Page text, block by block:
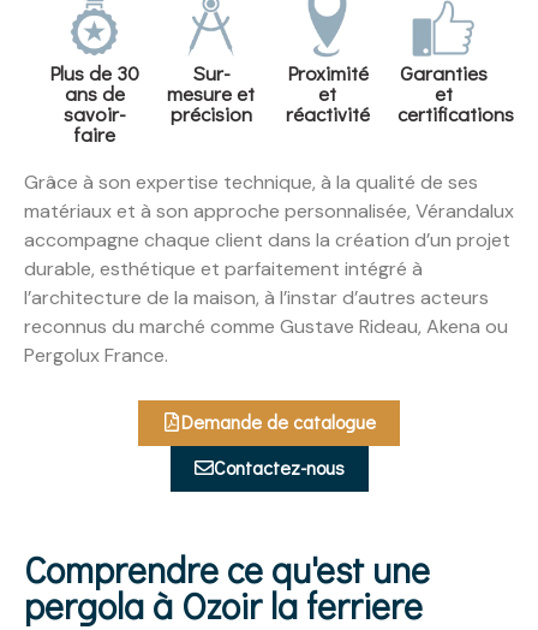
Plus de 30
ans de
savoir-
faire
Sur-
mesure et
précision
Proximité
et
réactivité
Garanties
et
certifications
Grâce à son expertise technique, à la qualité de ses
matériaux et à son approche personnalisée, Vérandalux
accompagne chaque client dans la création d’un projet
durable, esthétique et parfaitement intégré à
l’architecture de la maison, à l’instar d’autres acteurs
reconnus du marché comme Gustave Rideau, Akena ou
Pergolux France.
Demande de catalogue
Contactez-nous
Comprendre ce qu'est une
pergola à Ozoir la ferriere